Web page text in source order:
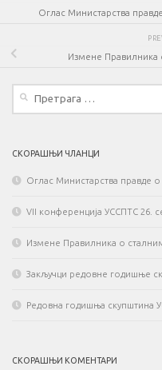
Оглас Министарства
Измене Правилника
СКОРАШЊИ ЧЛАНЦИ
Оглас Министарства правде о
VII конференција УССПТС 26.
Измене Правилника о
Закључци редовне годишње
Редовна годишња скупштина
СКОРАШЊИ КОМЕНТАРИ